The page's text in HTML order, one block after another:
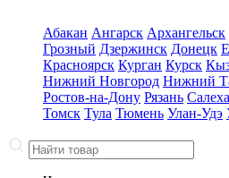
Абакан Ангарск Архангельск
Грозный Дзержинск Донецк
Красноярск Курган Курск
Нижний Новгород Нижний
Ростов-на-Дону Рязань
Томск Тула Тюмень Улан-Удэ